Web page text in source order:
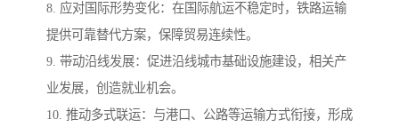
8. 应对国际形势变化：在国际航运不稳定时，铁路运输
提供可靠替代方案，保障贸易连续性。
9. 带动沿线发展：促进沿线城市基础设施建设，相关产
业发展，创造就业机会。
10. 推动多式联运：与港口、公路等运输方式衔接，形成